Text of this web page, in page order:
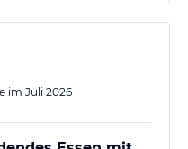
das gesamte
im Juli 2026